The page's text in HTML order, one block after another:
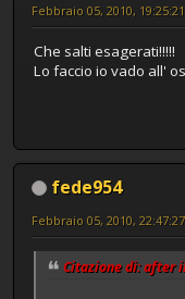
Febbraio 05, 2010,
Che salti esagerati!!!!!
Lo faccio io vado all'
fede954
Febbraio 05, 2010,
Citazione di: after